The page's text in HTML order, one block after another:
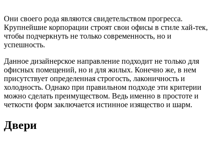
Они своего рода являются свидетельством прогресса.
Крупнейшие корпорации строят свои офисы в стиле хай-тек,
чтобы подчеркнуть не только современность, но и
успешность.
Данное дизайнерское направление подходит не только для
офисных помещений, но и для жилых. Конечно же, в нем
присутствует определенная строгость, лаконичность и
холодность. Однако при правильном подходе эти критерии
можно сделать преимуществом. Ведь именно в простоте и
четкости форм заключается истинное изящество и шарм.
Двери